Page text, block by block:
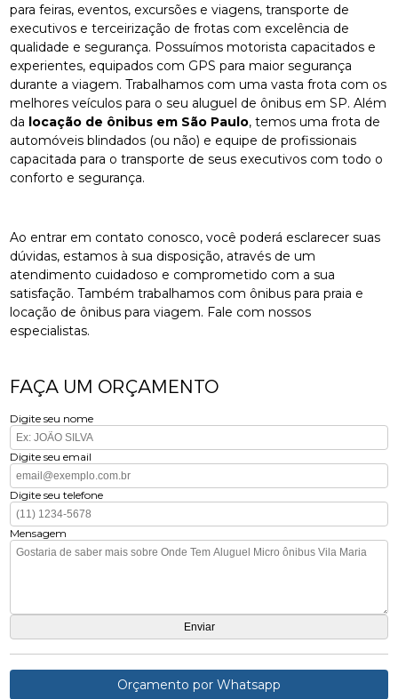
para feiras, eventos, excursões e viagens, transporte de
executivos e terceirização de frotas com excelência de
qualidade e segurança. Possuímos motorista capacitados e
experientes, equipados com GPS para maior segurança
durante a viagem. Trabalhamos com uma vasta frota com os
melhores veículos para o seu aluguel de ônibus em SP. Além
da locação de ônibus em São Paulo, temos uma frota de
automóveis blindados (ou não) e equipe de profissionais
capacitada para o transporte de seus executivos com todo o
conforto e segurança.
Ao entrar em contato conosco, você poderá esclarecer suas
dúvidas, estamos à sua disposição, através de um
atendimento cuidadoso e comprometido com a sua
satisfação. Também trabalhamos com ônibus para praia e
locação de ônibus para viagem. Fale com nossos
especialistas.
FAÇA UM ORÇAMENTO
Digite seu nome
Digite seu email
Digite seu telefone
Mensagem
Orçamento por Whatsapp